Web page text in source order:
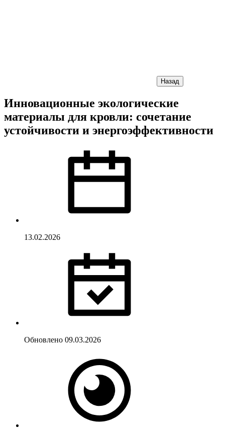
Назад
Инновационные экологические
материалы для кровли: сочетание
устойчивости и энергоэффективности
13.02.2026
Обновлено 09.03.2026